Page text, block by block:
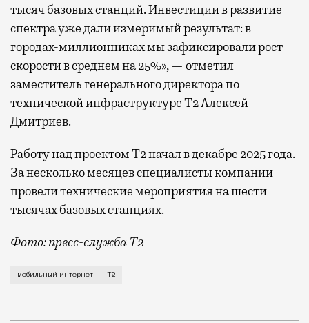
тысяч базовых станций. Инвестиции в развитие
спектра уже дали измеримый результат: в
городах-миллионниках мы зафиксировали рост
скорости в среднем на 25%», — отметил
заместитель генерального директора по
технической инфраструктуре Т2 Алексей
Дмитриев.
Работу над проектом Т2 начал в декабре 2025 года.
За несколько месяцев специалисты компании
провели технические мероприятия на шести
тысячах базовых станциях.
Фото: пресс-служба Т2
Мобильный оператор Т2 завершил работы по
мобильный интернет Т2